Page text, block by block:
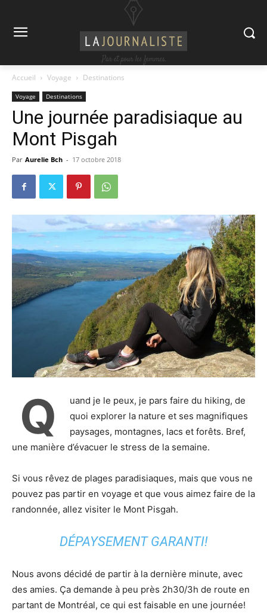
Accueil Voyage Destinations
Voyage Destinations
Une journée paradisiaque au
Mont Pisgah
Par Aurelie Bch - 17 octobre 2018
Q
uand je le peux, je pars faire du hiking, de
quoi explorer la nature et ses magnifiques
paysages, montagnes, lacs et forêts. Bref,
une manière d’évacuer le stress de la semaine.
Si vous rêvez de plages paradisiaques, mais que vous ne
pouvez pas partir en voyage et que vous aimez faire de la
randonnée, allez visiter le Mont Pisgah.
DÉPAYSEMENT GARANTI!
Nous avons décidé de partir à la dernière minute, avec
des amies. Ça demande à peu près 2h30/3h de route en
partant de Montréal, ce qui est faisable en une journée!